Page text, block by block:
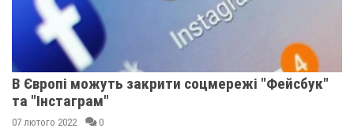
В Європі можуть закрити соцмережі "Фейсбук"
та "Інстаграм"
07 лютого 2022 0